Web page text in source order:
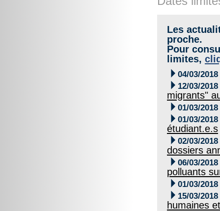
Les
proche.
Pour
limites,
 04/03/2018
 12/03/2018
migrants"
 01/03/2018
 01/03/2018
étudiant.e.s
 02/03/2018
dossiers
 06/03/2018
polluants
 01/03/2018
 15/03/2018
humaines